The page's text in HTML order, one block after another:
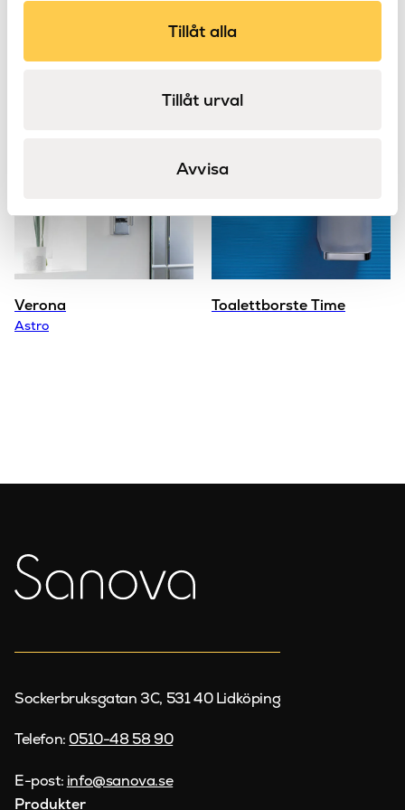
Tillåt alla
Tillåt urval
Avvisa
Verona
Astro
Toalettborste Time
Sockerbruksgatan 3C, 531 40 Lidköping
Telefon: 0510-48 58 90
E-post: info@sanova.se
Produkter